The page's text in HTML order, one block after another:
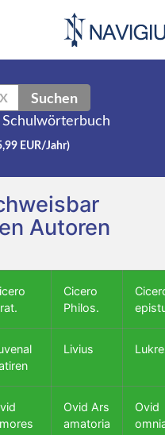
X Suchen
Schulwörterbuch
EUR/Jahr)
Autoren
Cicero
Philos.
Livius
Ovid Ars
amatoria
Ovid